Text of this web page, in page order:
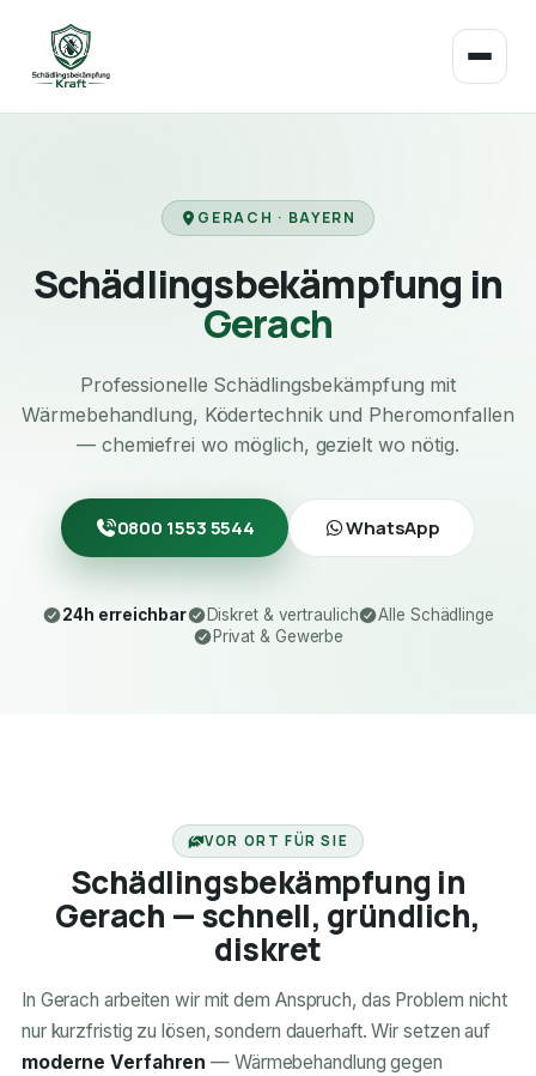
GERACH · BAYERN
Schädlingsbekämpfung in
Gerach
Professionelle Schädlingsbekämpfung mit
Wärmebehandlung, Ködertechnik und Pheromonfallen
— chemiefrei wo möglich, gezielt wo nötig.
0800 1553 5544 WhatsApp
24h erreichbar Diskret & vertraulich
Alle Schädlinge
Privat & Gewerbe
VOR ORT FÜR SIE
Schädlingsbekämpfung in
Gerach — schnell, gründlich,
diskret
In Gerach arbeiten wir mit dem Anspruch, das Problem nicht
nur kurzfristig zu lösen, sondern dauerhaft. Wir setzen auf
moderne Verfahren — Wärmebehandlung gegen